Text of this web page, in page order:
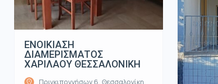
ΕΝΟΙΚΙΑΣΗ
ΔΙΑΜΕΡΙΣΜΑΤΟΣ
ΧΑΡΙΛΑΟΥ ΘΕΣΣΑΛΟΝΙΚΗ
Πριγκιποννήσων 6, Θεσσαλονίκη